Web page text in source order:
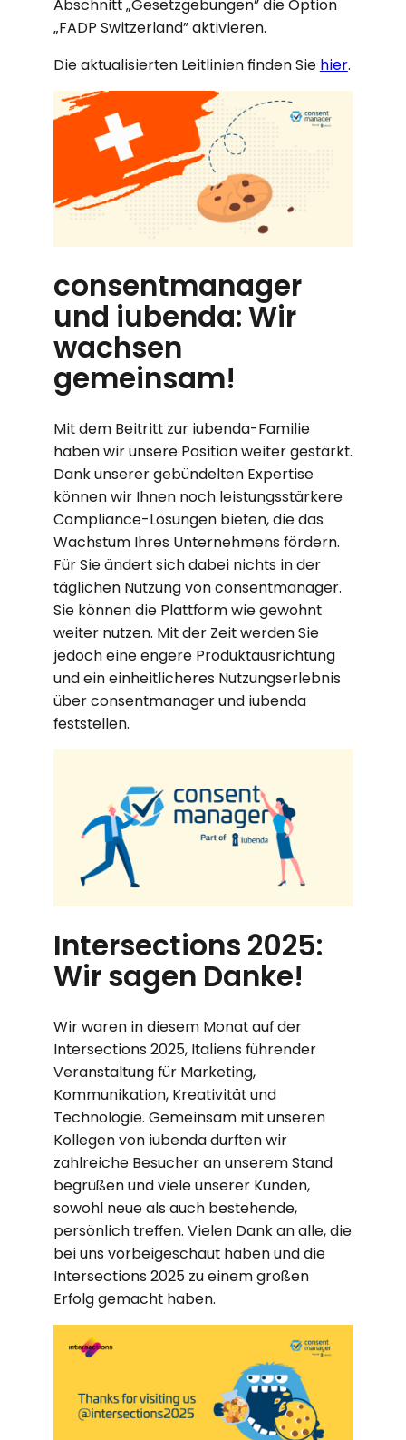
Abschnitt „Gesetzgebungen” die Option
„FADP Switzerland” aktivieren.
Die aktualisierten Leitlinien finden Sie hier.
consentmanager
und iubenda: Wir
wachsen
gemeinsam!
Mit dem Beitritt zur iubenda-Familie
haben wir unsere Position weiter gestärkt.
Dank unserer gebündelten Expertise
können wir Ihnen noch leistungsstärkere
Compliance-Lösungen bieten, die das
Wachstum Ihres Unternehmens fördern.
Für Sie ändert sich dabei nichts in der
täglichen Nutzung von consentmanager.
Sie können die Plattform wie gewohnt
weiter nutzen. Mit der Zeit werden Sie
jedoch eine engere Produktausrichtung
und ein einheitlicheres Nutzungserlebnis
über consentmanager und iubenda
feststellen.
Intersections 2025:
Wir sagen Danke!
Wir waren in diesem Monat auf der
Intersections 2025, Italiens führender
Veranstaltung für Marketing,
Kommunikation, Kreativität und
Technologie. Gemeinsam mit unseren
Kollegen von iubenda durften wir
zahlreiche Besucher an unserem Stand
begrüßen und viele unserer Kunden,
sowohl neue als auch bestehende,
persönlich treffen. Vielen Dank an alle, die
bei uns vorbeigeschaut haben und die
Intersections 2025 zu einem großen
Erfolg gemacht haben.